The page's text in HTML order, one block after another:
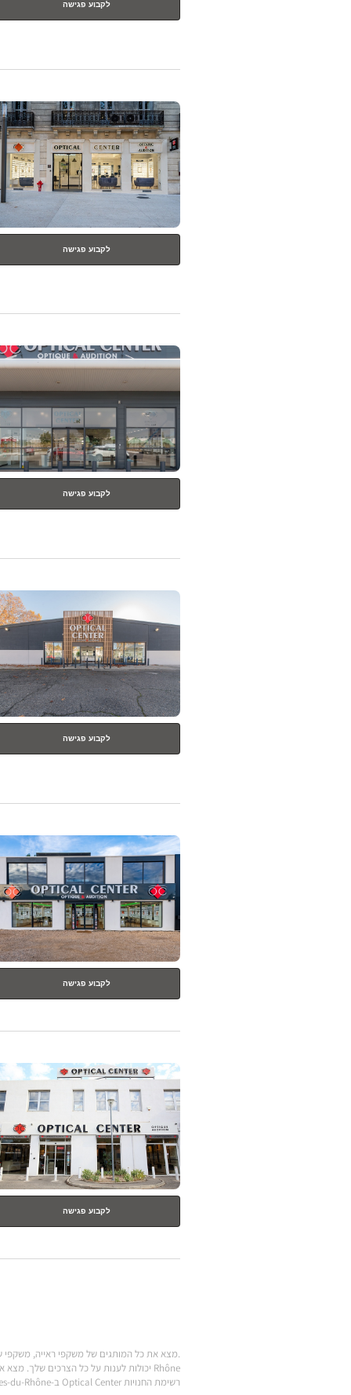
לקבוע פגישה
לחץ
ENTER
למידע
נוסף
לקבוע פגישה
לחץ
ENTER
למידע
נוסף
לקבוע פגישה
לחץ
למידע
לקבוע פגישה
לחץ
ENTER
למידע
נוסף
לקבוע פגישה
לחץ
ENTER
למידע
נוסף
לקבוע פגישה
רשימת החנויות Optical Center ב-Bouches-du-Rhône